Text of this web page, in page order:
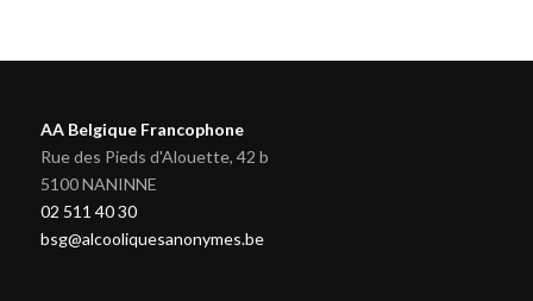
AA Belgique Francophone
Rue des Pieds d'Alouette, 42 b
5100 NANINNE
02 511 40 30
bsg@alcooliquesanonymes.be